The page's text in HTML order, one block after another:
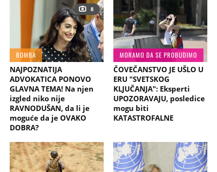
8
BOMBA
NAJPOZNATIJA
ADVOKATICA PONOVO
GLAVNA TEMA! Na njen
izgled niko nije
RAVNODUŠAN, da li je
moguće da je OVAKO
DOBRA?
MORAMO DA SE PROBUDIMO
ČOVEČANSTVO JE UŠLO U
ERU "SVETSKOG
KLJUČANJA": Eksperti
UPOZORAVAJU, posledice
mogu biti
KATASTROFALNE